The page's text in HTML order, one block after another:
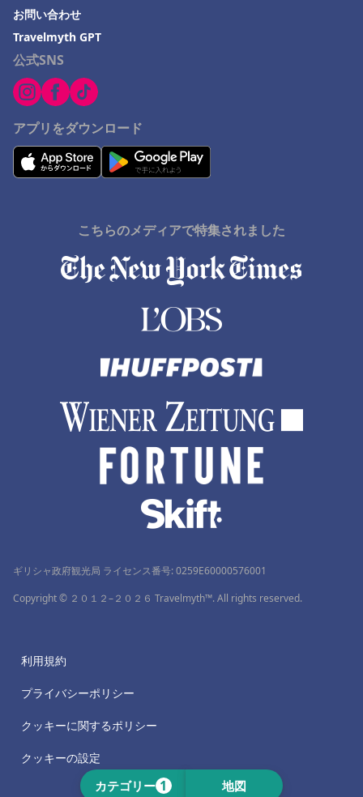
カテゴリー 1 地図
公式SNS
アプリをダウンロード
お問い合わせ
Travelmyth GPT
こちらのメディアで特集されました
ギリシャ政府観光局 ライセンス番号: 0259Ε60000576001
Copyright © ２０１２–２０２６ Travelmyth™. All rights reserved.
利用規約
プライバシーポリシー
クッキーに関するポリシー
クッキーの設定